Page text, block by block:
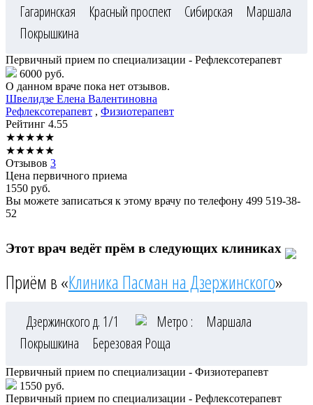
Гагаринская
Красный проспект Сибирская
Маршала
Покрышкина
Первичный прием по специализации - Рефлексотерапевт
6000 руб.
О данном враче пока нет отзывов.
Швелидзе Елена Валентиновна
Рефлексотерапевт , Физиотерапевт
Рейтинг 4.55
★★★★★
★★★★★
Отзывов 3
Цена первичного приема
1550 руб.
Вы можете записаться к этому врачу по телефону 499 519-38-
52
Этот врач ведёт прём в следующих клиниках
Приём в «Клиника Пасман на Дзержинского»
Дзержинского д. 1/1 Метро :
Маршала
Покрышкина
Березовая Роща
Первичный прием по специализации - Физиотерапевт
1550 руб.
Первичный прием по специализации - Рефлексотерапевт